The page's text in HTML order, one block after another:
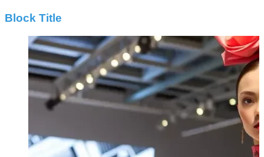
Block Title